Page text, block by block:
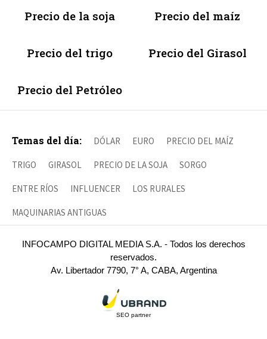
Precio de la soja Precio del maíz
Precio del trigo Precio del Girasol
Precio del Petróleo
Temas del día: DÓLAR EURO PRECIO DEL MAÍZ
TRIGO GIRASOL PRECIO DE LA SOJA SORGO
ENTRE RÍOS INFLUENCER LOS RURALES
MAQUINARIAS ANTIGUAS
INFOCAMPO DIGITAL MEDIA S.A. - Todos los derechos
reservados.
Av. Libertador 7790, 7° A, CABA, Argentina
SEO partner